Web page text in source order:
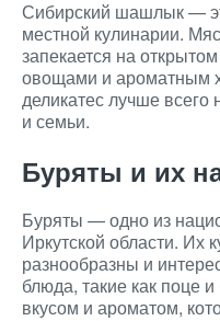
Сибирский шашлык —
местной кулинарии.
запекается на
овощами и ароматным
деликатес лучше
и семьи.
Буряты и их
Буряты — одно из
Иркутской области. Их
разнообразны и
блюда, такие как поце
вкусом и ароматом,